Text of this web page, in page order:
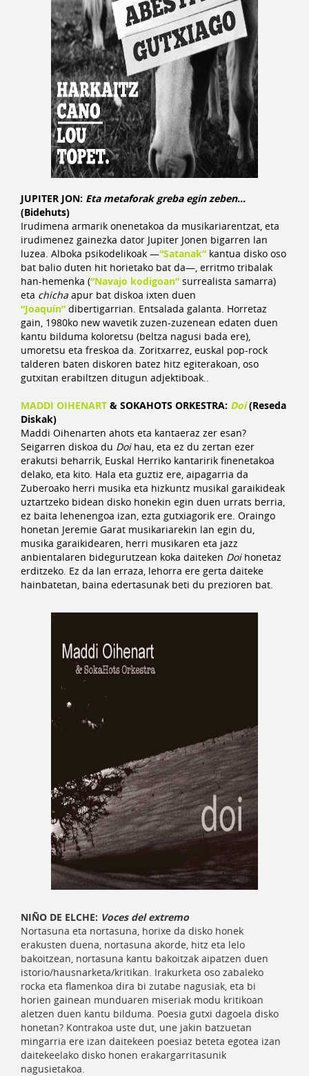
JUPITER JON: Eta metaforak greba egin zeben…
(Bidehuts)
Irudimena armarik onenetakoa da musikariarentzat, eta
irudimenez gainezka dator Jupiter Jonen bigarren lan
luzea. Alboka psikodelikoak —“Satanak” kantua disko oso
bat balio duten hit horietako bat da—, erritmo tribalak
han-hemenka (“Navajo kodigoan” surrealista samarra)
eta chicha apur bat diskoa ixten duen
“Joaquín” dibertigarrian. Entsalada galanta. Horretaz
gain, 1980ko new wavetik zuzen-zuzenean edaten duen
kantu bilduma koloretsu (beltza nagusi bada ere),
umoretsu eta freskoa da. Zoritxarrez, euskal pop-rock
talderen baten diskoren batez hitz egiterakoan, oso
gutxitan erabiltzen ditugun adjektiboak..
MADDI OIHENART & SOKAHOTS ORKESTRA: Doi(Reseda
Diskak)
Maddi Oihenarten ahots eta kantaeraz zer esan?
Seigarren diskoa du Doihau, eta ez du zertan ezer
erakutsi beharrik, Euskal Herriko kantaririk finenetakoa
delako, eta kito. Hala eta guztiz ere, aipagarria da
Zuberoako herri musika eta hizkuntz musikal garaikideak
uztartzeko bidean disko honekin egin duen urrats berria,
ez baita lehenengoa izan, ezta gutxiagorik ere. Oraingo
honetan Jeremie Garat musikariarekin lan egin du,
musika garaikidearen, herri musikaren eta jazz
anbientalaren bidegurutzean koka daiteken Doihonetaz
erditzeko. Ez da lan erraza, lehorra ere gerta daiteke
hainbatetan, baina edertasunak beti du prezioren bat.
NIÑO DE ELCHE: Voces del extremo
Nortasuna eta nortasuna, horixe da disko honek
erakusten duena, nortasuna akorde, hitz eta lelo
bakoitzean, nortasuna kantu bakoitzak aipatzen duen
istorio/hausnarketa/kritikan. Irakurketa oso zabaleko
rocka eta flamenkoa dira bi zutabe nagusiak, eta bi
horien gainean munduaren miseriak modu kritikoan
aletzen duen kantu bilduma. Poesia gutxi dagoela disko
honetan? Kontrakoa uste dut, une jakin batzuetan
mingarria ere izan daitekeen poesiaz beteta egotea izan
daitekeelako disko honen erakargarritasunik
nagusietakoa.